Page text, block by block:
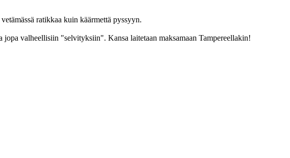
ratikkaa kuin käärmettä pyssyyn.
jopa valheellisiin "selvityksiin". Kansa laitetaan maksamaan Tampereellakin!